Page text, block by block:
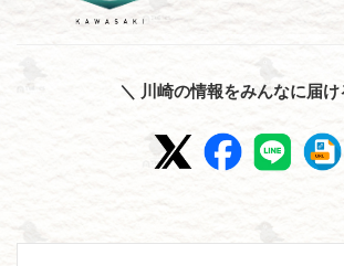
＼ 川崎の情報をみんなに届け